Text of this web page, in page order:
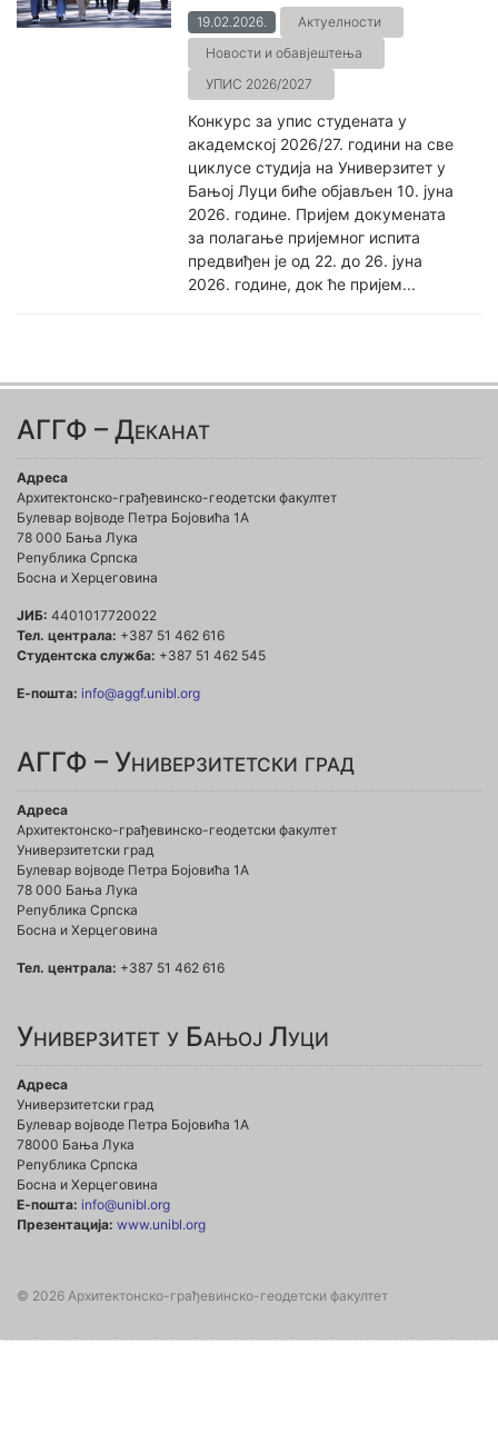
19.02.2026.
Актуелности
Новости и обавјештења
УПИС 2026/2027
Конкурс за упис студената у
академској 2026/27. години на све
циклусе студија на Универзитет у
Бањој Луци биће објављен 10. јуна
2026. године. Пријем докумената
за полагање пријемног испита
предвиђен је од 22. до 26. јуна
2026. године, док ће пријем...
АГГФ – Деканат
Адреса
Архитектонско-грађевинско-геодетски факултет
Булевар војводе Петра Бојовића 1A
78 000 Бања Лука
Република Српска
Босна и Херцеговина
ЈИБ: 4401017720022
Тел. централа: +387 51 462 616
Студентска служба: +387 51 462 545
Е-пошта: info@aggf.unibl.org
АГГФ – Универзитетски град
Адреса
Архитектонско-грађевинско-геодетски факултет
Универзитетски град
Булевар војводе Петра Бојовића 1A
78 000 Бања Лука
Република Српска
Босна и Херцеговина
Тел. централа: +387 51 462 616
Универзитет у Бањој Луци
Адреса
Универзитетски град
Булевар војводе Петра Бојовића 1А
78000 Бања Лука
Република Српска
Босна и Херцеговина
Е-пошта: info@unibl.org
Презентација: www.unibl.org
© 2026 Архитектонско-грађевинско-геодетски факултет